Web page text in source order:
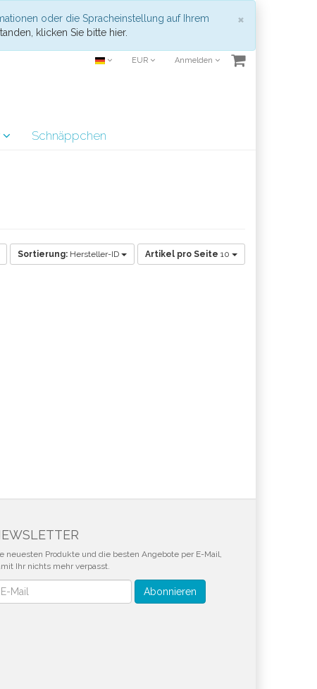
×
oder die Spracheinstellung auf Ihrem
klicken Sie bitte hier.
EUR Anmelden
Schnäppchen
Sortierung: Hersteller-ID Artikel pro Seite 10
neuesten Produkte und die besten Angebote per E-Mail,
Ihr nichts mehr verpasst.
Abonnieren